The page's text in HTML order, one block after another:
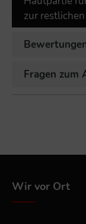
zur
Fragen zum
Wir vor Ort